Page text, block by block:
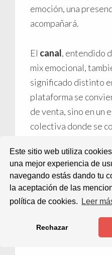
Este sitio web utiliza
una mejor experiencia de
navegando estás dando tu
la aceptación de las
política de cookies.
Leer
Rechazar
emoción, una
acompañará.
El canal, entendido
mix emocional,
significado distinto
plataforma se
de venta, sino en un
colectiva donde se
Engineering
escenario
pueden presentarse
storytelling, vídeos
cálidos que evocan